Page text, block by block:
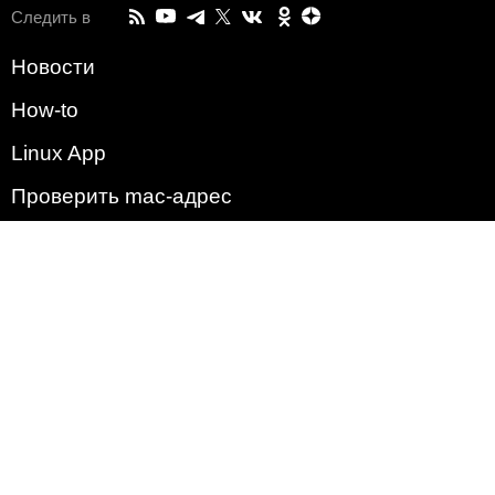
Следить в
Новости
How-to
Linux App
Проверить mac-адрес